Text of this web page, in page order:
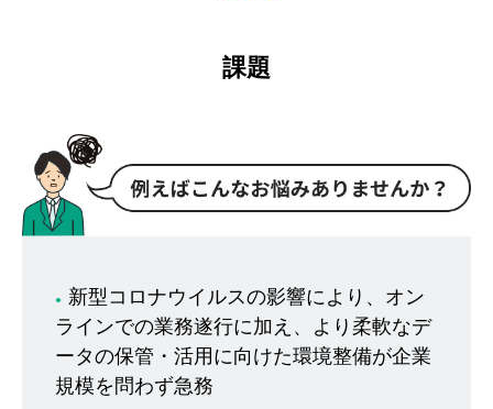
課題
● 新型コロナウイルスの影響により、オン
ラインでの業務遂行に加え、より柔軟なデ
ータの保管・活用に向けた環境整備が企業
規模を問わず急務